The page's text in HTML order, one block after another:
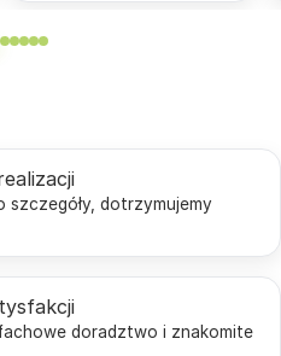
szczegóły, dotrzymujemy
doradztwo i znakomite